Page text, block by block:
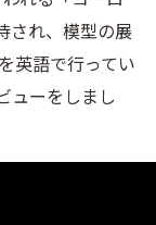
され、模型の展
英語で行ってい
ューをしまし